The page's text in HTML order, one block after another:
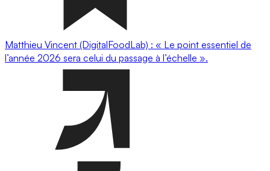
Matthieu Vincent (DigitalFoodLab) : « Le point essentiel de
l’année 2026 sera celui du passage à l’échelle ».